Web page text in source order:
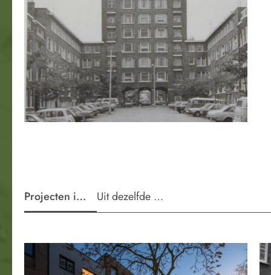
Projecten in de wijkUit dezelfde periode